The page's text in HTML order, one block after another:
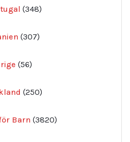
348
produkter
307
produkter
56
produkter
250
produkter
Barn 3820
produkter